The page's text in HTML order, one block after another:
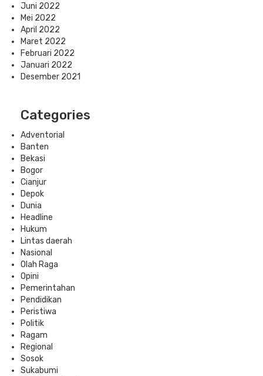
Juni 2022
Mei 2022
April 2022
Maret 2022
Februari 2022
Januari 2022
Desember 2021
Categories
Adventorial
Banten
Bekasi
Bogor
Cianjur
Depok
Dunia
Headline
Hukum
Lintas daerah
Nasional
Olah Raga
Opini
Pemerintahan
Pendidikan
Peristiwa
Politik
Ragam
Regional
Sosok
Sukabumi